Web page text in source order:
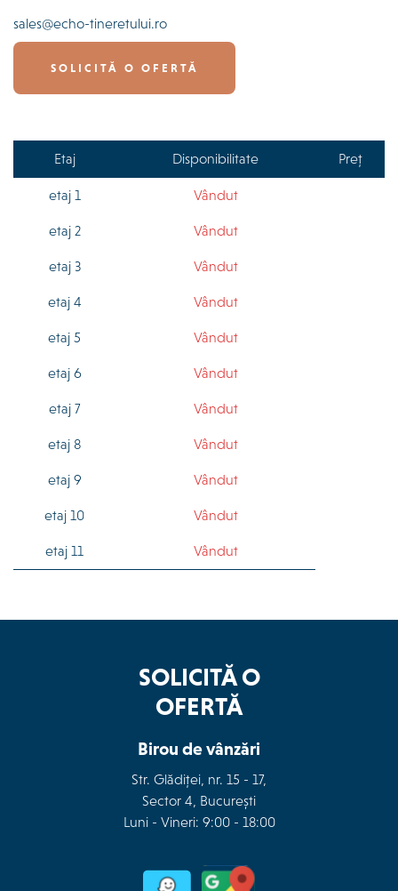
sales@echo-tineretului.ro
SOLICITĂ O OFERTĂ
Etaj Disponibilitate Preț
etaj 1 Vândut
etaj 2 Vândut
etaj 3 Vândut
etaj 4 Vândut
etaj 5 Vândut
etaj 6 Vândut
etaj 7 Vândut
etaj 8 Vândut
etaj 9 Vândut
etaj 10 Vândut
etaj 11 Vândut
SOLICITĂ O
OFERTĂ
Birou de vânzări
Str. Glădiței, nr. 15 - 17,
Sector 4, București
Luni - Vineri: 9:00 - 18:00